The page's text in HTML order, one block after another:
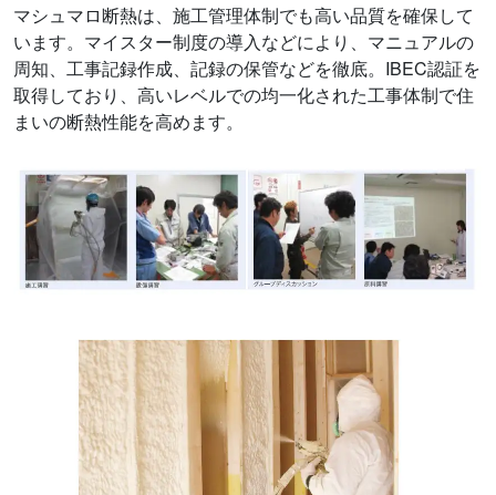
マシュマロ断熱は、施工管理体制でも高い品質を確保して
います。マイスター制度の導入などにより、マニュアルの
周知、工事記録作成、記録の保管などを徹底。IBEC認証を
取得しており、高いレベルでの均一化された工事体制で住
まいの断熱性能を高めます。